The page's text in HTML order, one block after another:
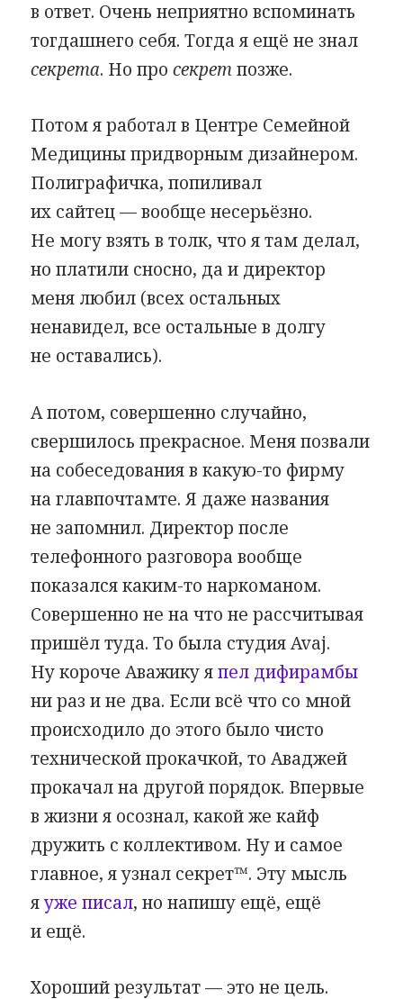
в ответ. Очень неприятно вспоминать
тогдашнего себя. Тогда я ещё не знал
секрета. Но просекретпозже.
Потом я работал в Центре Семейной
Медицины придворным дизайнером.
Полиграфичка, попиливал
их сайтец — вообще несерьёзно.
Не могу взять в толк, что я там делал,
но платили сносно, да и директор
меня любил (всех остальных
ненавидел, все остальные в долгу
не оставались).
А потом, совершенно случайно,
свершилось прекрасное. Меня позвали
на собеседования в какую-то фирму
на главпочтамте. Я даже названия
не запомнил. Директор после
телефонного разговора вообще
показался каким-то наркоманом.
Совершенно не на что не рассчитывая
пришёл туда. То была студия Avaj.
Ну короче Аважику япел дифирамбы
ни раз и не два. Если всё что со мной
происходило до этого было чисто
технической прокачкой, то Аваджей
прокачал на другой порядок. Впервые
в жизни я осознал, какой же кайф
дружить с коллективом. Ну и самое
главное, я узнал секрет™. Эту мысль
яуже писал, но напишу ещё, ещё
и ещё.
Хороший результат — это не цель.